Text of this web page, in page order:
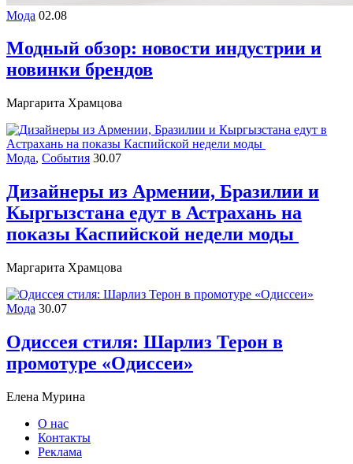
Мода 02.08
Модный обзор: новости индустрии и
новинки брендов
Маргарита Храмцова
Мода, События 30.07
Дизайнеры из Армении, Бразилии и
Кыргызстана едут в Астрахань на
показы Каспийской недели моды
Маргарита Храмцова
Мода 30.07
Одиссея стиля: Шарлиз Терон в
промотуре «Одиссеи»
Елена Мурина
О нас
Контакты
Реклама